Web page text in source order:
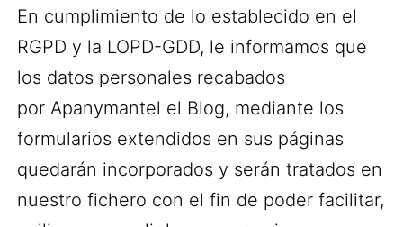
En cumplimiento de lo establecido en el
RGPD y la LOPD-GDD, le informamos que
los datos personales recabados
por Apanymantel el Blog, mediante los
formularios extendidos en sus páginas
quedarán incorporados y serán tratados en
nuestro fichero con el fin de poder facilitar,